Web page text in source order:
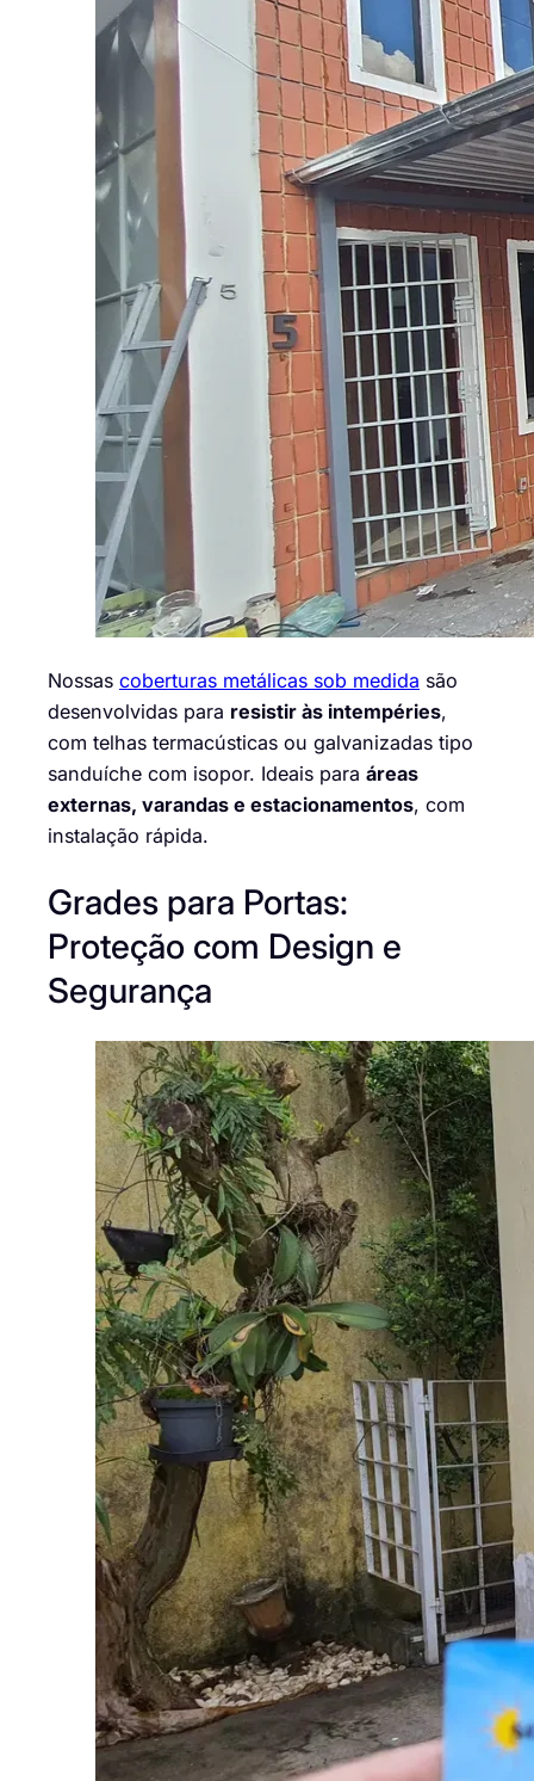
Nossas coberturas metálicas sob medida são
desenvolvidas para resistir às intempéries,
com telhas termacústicas ou galvanizadas tipo
sanduíche com isopor. Ideais para áreas
externas, varandas e estacionamentos, com
instalação rápida.
Grades para Portas:
Proteção com Design e
Segurança